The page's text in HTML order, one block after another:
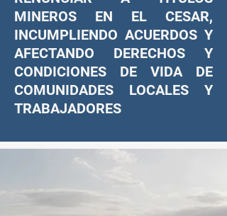
MINEROS EN EL CESAR,
INCUMPLIENDO ACUERDOS Y
AFECTANDO DERECHOS Y
CONDICIONES DE VIDA DE
COMUNIDADES LOCALES Y
TRABAJADORES